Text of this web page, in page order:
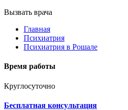
Вызвать врача
Главная
Психиатрия
Психиатрия в Рошале
Время работы
Круглосуточно
Бесплатная консультация